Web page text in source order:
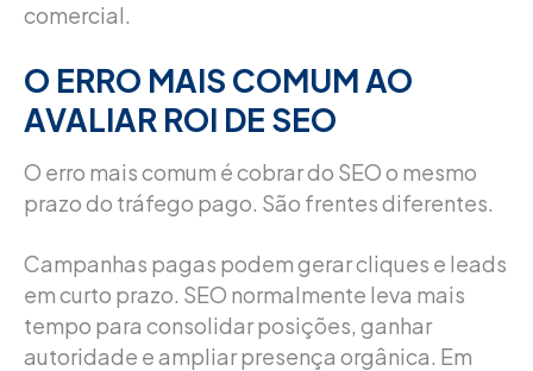
comercial.
O ERRO MAIS COMUM AO
AVALIAR ROI DE SEO
O erro mais comum é cobrar do SEO o mesmo
prazo do tráfego pago. São frentes diferentes.
Campanhas pagas podem gerar cliques e leads
em curto prazo. SEO normalmente leva mais
tempo para consolidar posições, ganhar
autoridade e ampliar presença orgânica. Em